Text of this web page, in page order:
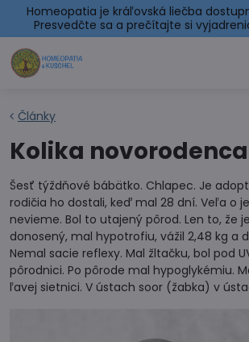
Homeopatia je kráľovská liečba
Presvedčte sa a prečítajte si
Články
Kolika novorodenca
Šesť týždňové bábätko. Chlapec. Je
rodičia ho dostali, keď mal 28 dní. Veľa o
nevieme. Bol to utajený pôrod. Len to, že
donosený, mal hypotrofiu, vážil 2,48 kg a
Nemal sacie reflexy. Mal žltačku, bol pod
pôrodnici. Po pôrode mal hypoglykémiu.
ľavej sietnici. V ústach soor (žabka) v